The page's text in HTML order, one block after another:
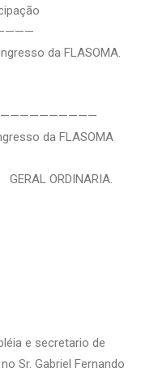
da FLASOMA.
da FLASOMA
ORDINARIA.
e secretario de
Sr. Gabriel Fernando